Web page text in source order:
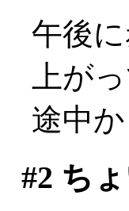
午後
上が
途中
#2 ち